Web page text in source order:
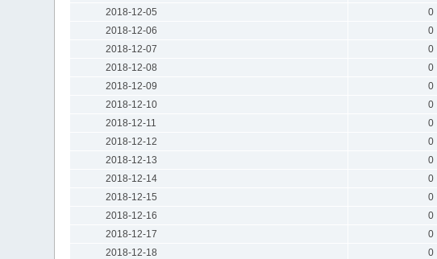
2018-12-05
0
2018-12-06
0
2018-12-07
0
2018-12-08
0
2018-12-09
0
2018-12-10
0
2018-12-11
0
2018-12-12
0
2018-12-13
0
2018-12-14
0
2018-12-15
0
2018-12-16
0
2018-12-17
0
2018-12-18
0